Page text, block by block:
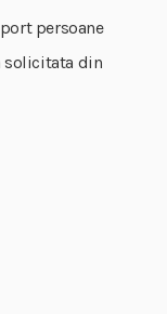
persoane
solicitata din